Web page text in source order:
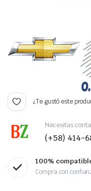
¿Te gustó este
Necesitas
(+58) 414-
100%
Compra con